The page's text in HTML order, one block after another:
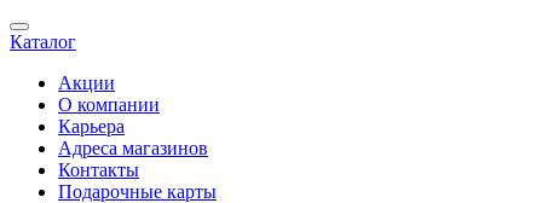
Каталог
Акции
О компании
Карьера
Адреса магазинов
Контакты
Подарочные карты